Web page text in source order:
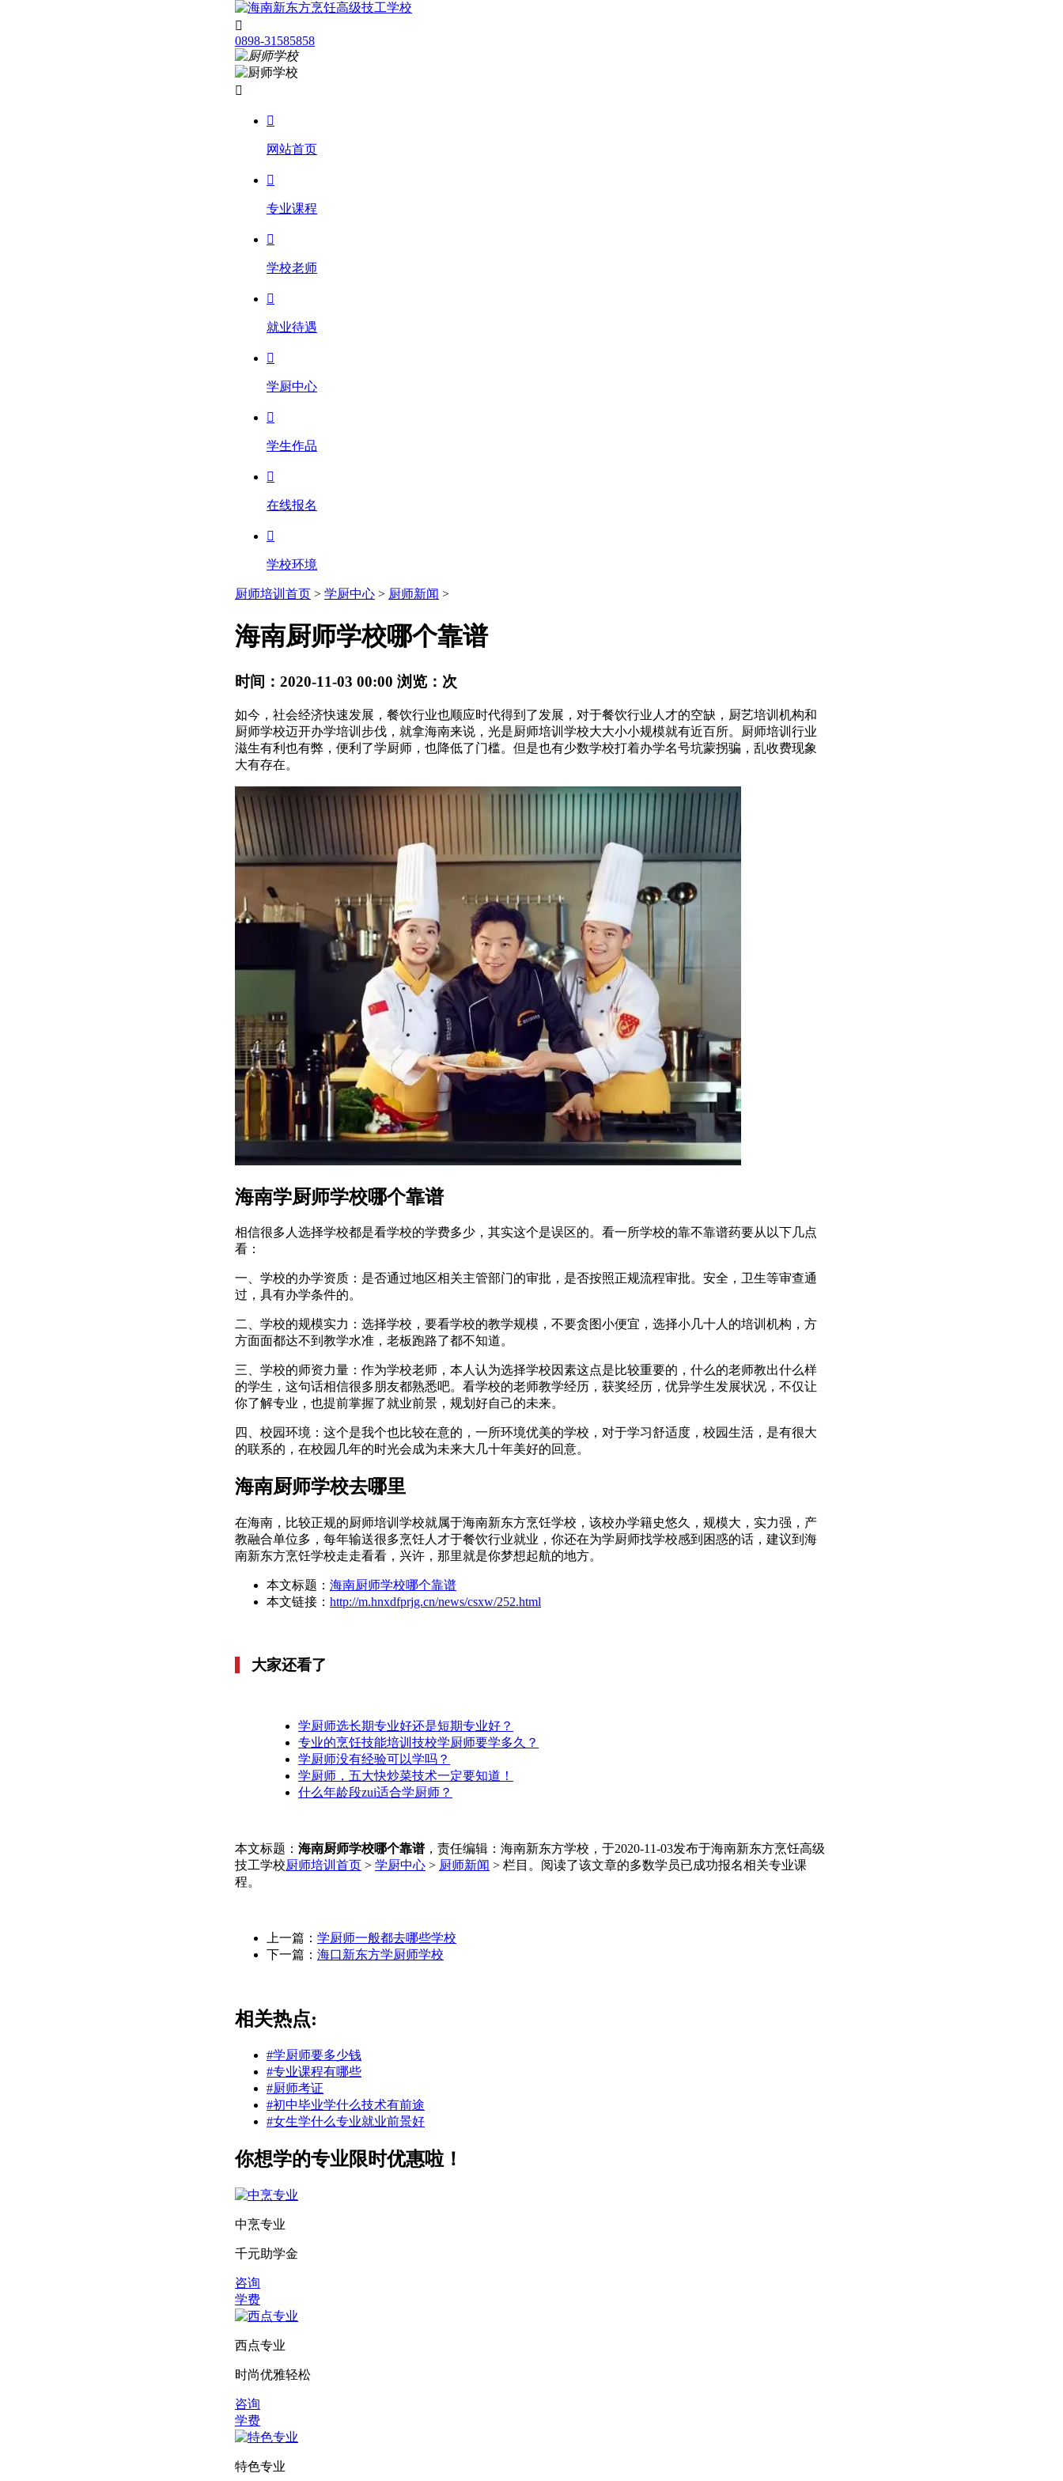

0898-31585858


网站首页

专业课程

学校老师

就业待遇

学厨中心

学生作品

在线报名

学校环境
厨师培训首页 > 学厨中心 > 厨师新闻 >
海南厨师学校哪个靠谱
时间：2020-11-03 00:00 浏览： 次
如今，社会经济快速发展，餐饮行业也顺应时代得到了发展，对于餐饮行业人才的空缺，厨艺培训机构和
厨师学校迈开办学培训步伐，就拿海南来说，光是厨师培训学校大大小小规模就有近百所。厨师培训行业
滋生有利也有弊，便利了学厨师，也降低了门槛。但是也有少数学校打着办学名号坑蒙拐骗，乱收费现象
大有存在。
海南学厨师学校哪个靠谱
相信很多人选择学校都是看学校的学费多少，其实这个是误区的。看一所学校的靠不靠谱药要从以下几点
看：
一、学校的办学资质：是否通过地区相关主管部门的审批，是否按照正规流程审批。安全，卫生等审查通
过，具有办学条件的。
二、学校的规模实力：选择学校，要看学校的教学规模，不要贪图小便宜，选择小几十人的培训机构，方
方面面都达不到教学水准，老板跑路了都不知道。
三、学校的师资力量：作为学校老师，本人认为选择学校因素这点是比较重要的，什么的老师教出什么样
的学生，这句话相信很多朋友都熟悉吧。看学校的老师教学经历，获奖经历，优异学生发展状况，不仅让
你了解专业，也提前掌握了就业前景，规划好自己的未来。
四、校园环境：这个是我个也比较在意的，一所环境优美的学校，对于学习舒适度，校园生活，是有很大
的联系的，在校园几年的时光会成为未来大几十年美好的回意。
海南厨师学校去哪里
在海南，比较正规的厨师培训学校就属于海南新东方烹饪学校，该校办学籍史悠久，规模大，实力强，产
教融合单位多，每年输送很多烹饪人才于餐饮行业就业，你还在为学厨师找学校感到困惑的话，建议到海
南新东方烹饪学校走走看看，兴许，那里就是你梦想起航的地方。
本文标题： 海南厨师学校哪个靠谱
本文链接： http://m.hnxdfprjg.cn/news/csxw/252.html
大家还看了
学厨师选长期专业好还是短期专业好？
专业的烹饪技能培训技校学厨师要学多久？
学厨师没有经验可以学吗？
学厨师，五大快炒菜技术一定要知道！
什么年龄段zui适合学厨师？
本文标题： 海南厨师学校哪个靠谱，责任编辑：海南新东方学校，于2020-11-03发布于海南新东方烹饪高级
技工学校厨师培训首页 > 学厨中心 > 厨师新闻 > 栏目。阅读了该文章的多数学员已成功报名相关专业课
程。
上一篇： 学厨师一般都去哪些学校
下一篇： 海口新东方学厨师学校
相关热点:
#学厨师要多少钱
#专业课程有哪些
#厨师考证
#初中毕业学什么技术有前途
#女生学什么专业就业前景好
你想学的专业限时优惠啦！
中烹专业
千元助学金
咨询
学费
西点专业
时尚优雅轻松
咨询
学费
特色专业